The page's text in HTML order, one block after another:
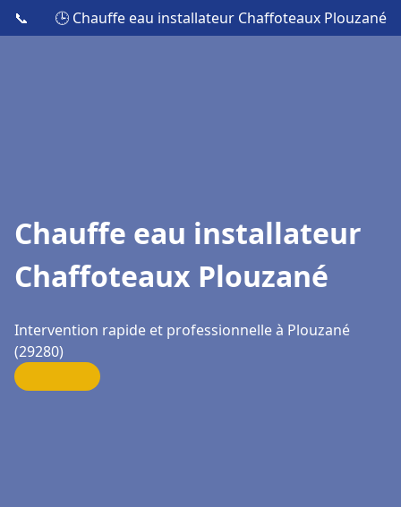
📞 🕒 Chauffe eau installateur Chaffoteaux Plouzané
Chauffe eau installateur
Chaffoteaux Plouzané
Intervention rapide et professionnelle à Plouzané
(29280)